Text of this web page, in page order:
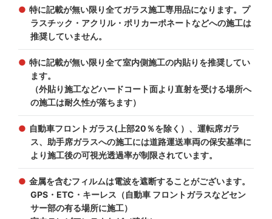
特に記載が無い限り全てガラス施工専用品になります。プ
ラスチック・アクリル・ポリカーポネートなどへの施工は
推奨していません。
特に記載が無い限り全て室内側施工の内貼りを推奨してい
ます。
（外貼り施工などハードコート面より直射を受ける場所へ
の施工は耐久性が落ちます）
自動車フロントガラス(上部20％を除く）、運転席ガラ
ス、助手席ガラスへの施工には道路運送車両の保安基準に
より施工後の可視光透過率が制限されています。
金属を含むフィルムは電波を遮断することがございます。
GPS・ETC・キーレス（自動車 フロントガラスなどセン
サー部の有る場所に施工）